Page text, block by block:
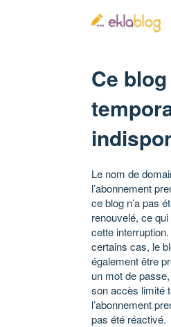
Ce
Le nom de
l’abonnement
ce blog n’a pas
renouvelé, ce
cette
certains cas, le
également être
un mot de
son accès limité
l’abonnement
pas été réactivé.